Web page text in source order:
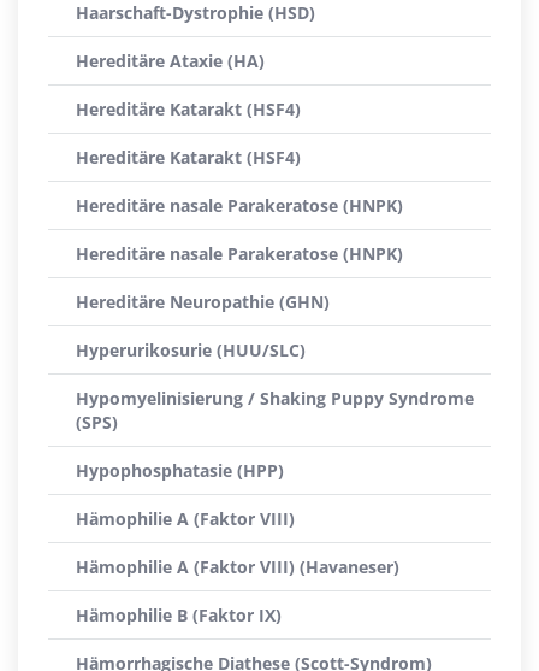
Haarschaft-Dystrophie (HSD)
Hereditäre Ataxie (HA)
Hereditäre Katarakt (HSF4)
Hereditäre Katarakt (HSF4)
Hereditäre nasale Parakeratose (HNPK)
Hereditäre nasale Parakeratose (HNPK)
Hereditäre Neuropathie (GHN)
Hyperurikosurie (HUU/SLC)
Hypomyelinisierung / Shaking Puppy Syndrome
(SPS)
Hypophosphatasie (HPP)
Hämophilie A (Faktor VIII)
Hämophilie A (Faktor VIII) (Havaneser)
Hämophilie B (Faktor IX)
Hämorrhagische Diathese (Scott-Syndrom)